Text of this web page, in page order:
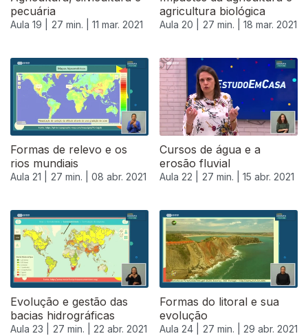
pecuária
Aula 19 | 27 min. | 11 mar. 2021
agricultura biológica
Aula 20 | 27 min. | 18 mar. 2021
Formas de relevo e os
rios mundiais
Aula 21 | 27 min. | 08 abr. 2021
Cursos de água e a
erosão fluvial
Aula 22 | 27 min. | 15 abr. 2021
Evolução e gestão das
bacias hidrográficas
Aula 23 | 27 min. | 22 abr. 2021
Formas do litoral e sua
evolução
Aula 24 | 27 min. | 29 abr. 2021
540384